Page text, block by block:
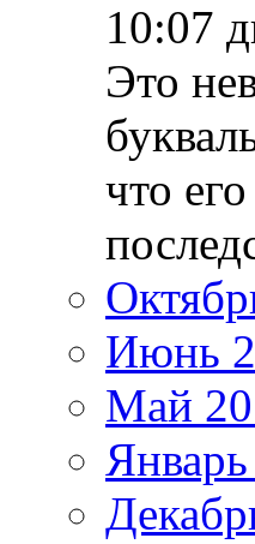
10:07
Это
что
Июнь
Май